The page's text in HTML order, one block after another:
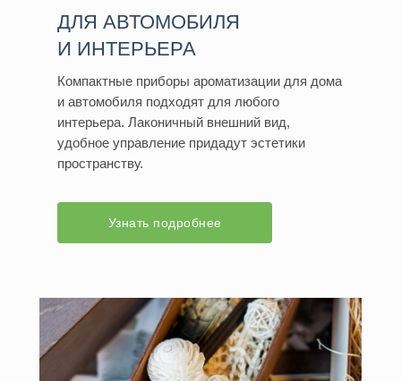
ДЛЯ АВТОМОБИЛЯ
И ИНТЕРЬЕРА
Компактные приборы ароматизации для дома
и автомобиля подходят для любого
интерьера. Лаконичный внешний вид,
удобное управление придадут эстетики
пространству.
Узнать подробнее